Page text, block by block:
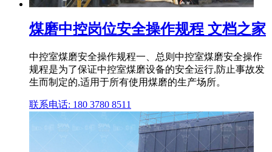
煤磨中控岗位安全操作规程 文档之家
中控室煤磨安全操作规程一、总则中控室煤磨安全操作
规程是为了保证中控室煤磨设备的安全运行,防止事故发
生而制定的,适用于所有使用煤磨的生产场所。
联系电话: 180 3780 8511